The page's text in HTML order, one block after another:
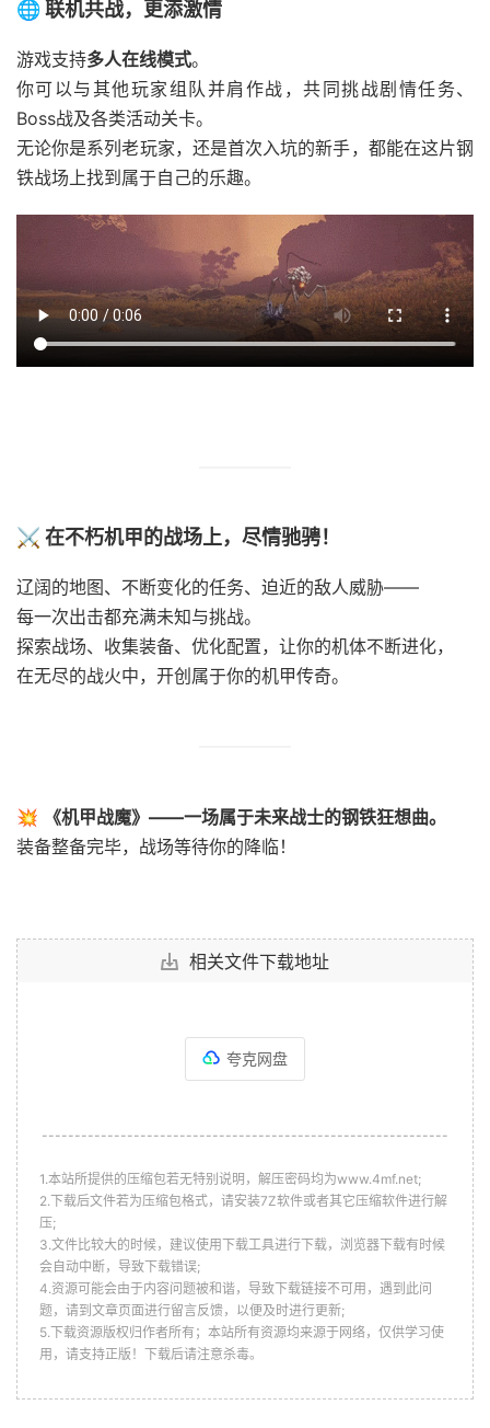
🌐 联机共战，更添激情
游戏支持多人在线模式。
你可以与其他玩家组队并肩作战，共同挑战剧情任务、
Boss战及各类活动关卡。
无论你是系列老玩家，还是首次入坑的新手，都能在这片钢
铁战场上找到属于自己的乐趣。
⚔ 在不朽机甲的战场上，尽情驰骋！
辽阔的地图、不断变化的任务、迫近的敌人威胁——
每一次出击都充满未知与挑战。
探索战场、收集装备、优化配置，让你的机体不断进化，
在无尽的战火中，开创属于你的机甲传奇。
💥
《机甲战魔》——一场属于未来战士的钢铁狂想曲。
装备整备完毕，战场等待你的降临！
相关文件下载地址
夸克网盘
--------------------------------------------------------------
1.本站所提供的压缩包若无特别说明，解压密码均为www.4mf.net;
2.下载后文件若为压缩包格式，请安装7Z软件或者其它压缩软件进行解
压;
3.文件比较大的时候，建议使用下载工具进行下载，浏览器下载有时候
会自动中断，导致下载错误;
4.资源可能会由于内容问题被和谐，导致下载链接不可用，遇到此问
题，请到文章页面进行留言反馈，以便及时进行更新;
5.下载资源版权归作者所有；本站所有资源均来源于网络，仅供学习使
用，请支持正版！下载后请注意杀毒。